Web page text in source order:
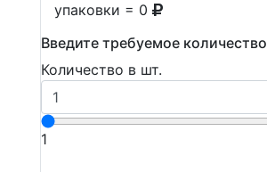
упаковки = 0
Введите требуемое количество
Количество в шт.
1